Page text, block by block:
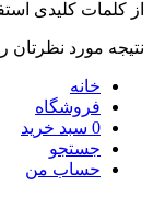
کلیدی استفاده
نظرتان را پیدا
سبد خرید
من